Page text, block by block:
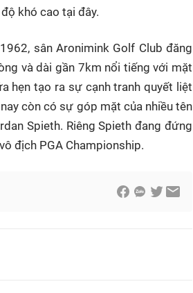
khó cao tại đây.
sân Aronimink Golf Club đăng
và dài gần 7km nổi tiếng với mặt
hẹn tạo ra sự cạnh tranh quyết liệt
còn có sự góp mặt của nhiều tên
Spieth. Riêng Spieth đang đứng
địch PGA Championship.